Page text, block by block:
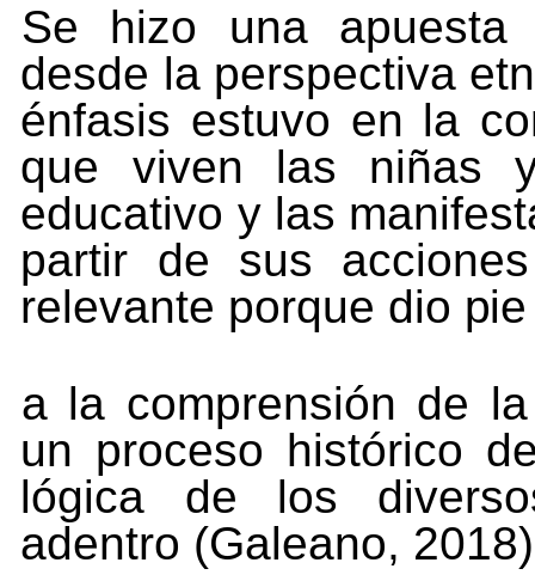
Se hizo una apuesta
desde la perspectiva
énfasis estuvo en la
que viven las niñas
educativo y las
partir
de sus
acciones
relevante porque dio pie
a la comprensión de
un proceso histórico
lógica de los
adentro (Galeano,